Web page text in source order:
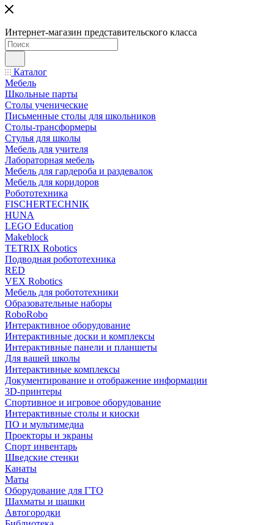
Интернет-магазин представительского класса
Каталог
Мебель
Школьные парты
Столы ученические
Письменные столы для школьников
Столы-трансформеры
Стулья для школы
Мебель для учителя
Лабораторная мебель
Мебель для гардероба и раздевалок
Мебель для коридоров
Робототехника
FISCHERTECHNIK
HUNA
LEGO Education
Makeblock
TETRIX Robotics
Подводная робототехника
RED
VEX Robotics
Мебель для робототехники
Образовательные наборы
RoboRobo
Интерактивное оборудование
Интерактивные доски и комплексы
Интерактивные панели и планшеты
Для вашей школы
Интерактивные комплексы
Документирование и отображение информации
3D-принтеры
Спортивное и игровое оборудование
Интерактивные столы и киоски
ПО и мультимедиа
Проекторы и экраны
Спорт инвентарь
Шведские стенки
Канаты
Маты
Оборудование для ГТО
Шахматы и шашки
Автогородки